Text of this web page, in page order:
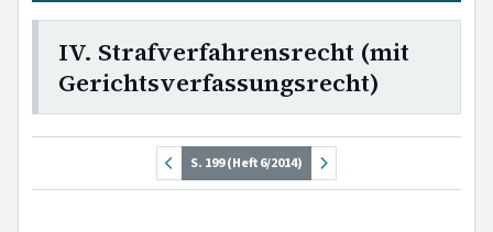
IV. Strafverfahrensrecht (mit
Gerichtsverfassungsrecht)
S. 199 (Heft 6/2014)